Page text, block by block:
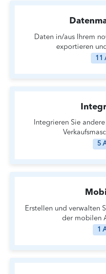
Daten in/aus Ihrem
exportieren
11
Integrieren Sie
5
Erstellen und verwalten
der mobilen
1